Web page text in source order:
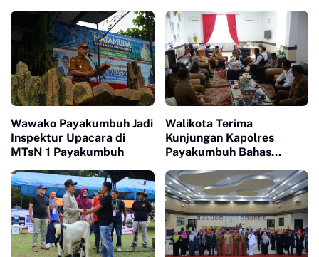
Wawako Payakumbuh Jadi
Inspektur Upacara di
MTsN 1 Payakumbuh
Walikota Terima
Kunjungan Kapolres
Payakumbuh Bahas
Hankamtibmas